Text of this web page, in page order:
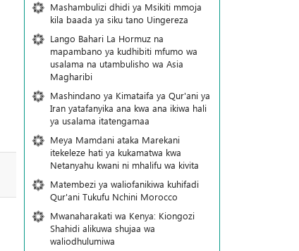
Mashambulizi dhidi ya Msikiti mmoja
kila baada ya siku tano Uingereza
Lango Bahari La Hormuz na
mapambano ya kudhibiti mfumo wa
usalama na utambulisho wa Asia
Magharibi
Mashindano ya Kimataifa ya Qur'ani ya
Iran yatafanyika ana kwa ana ikiwa hali
ya usalama itatengamaa
Meya Mamdani ataka Marekani
itekeleze hati ya kukamatwa kwa
Netanyahu kwani ni mhalifu wa kivita
Matembezi ya waliofanikiwa kuhifadi
Qur'ani Tukufu Nchini Morocco
Mwanaharakati wa Kenya: Kiongozi
Shahidi alikuwa shujaa wa
waliodhulumiwa